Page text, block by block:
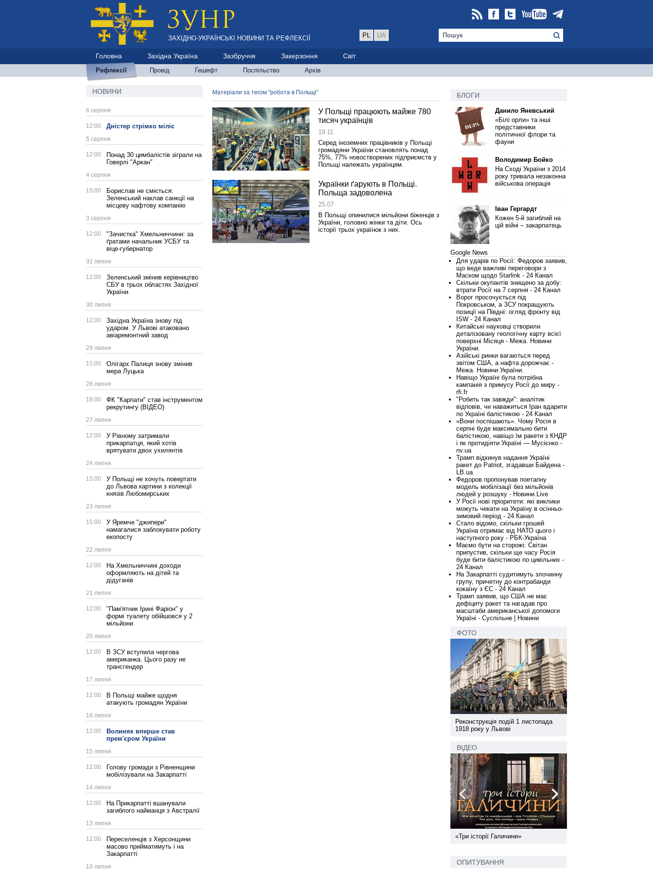
ЗАХІДНО-УКРАЇНСЬКІ НОВИНИ ТА РЕФЛЕКСІЇ PL UA
Головна Західна Україна Зазбруччя Закерзоння Світ
Рефлексії Провід Ґешефт Поспільство Архів
НОВИНИ
6 серпня
12:00 Дністер стрімко міліє
5 серпня
12:00
Понад 30 цимбалістів зіграли на
Говерлі "Аркан"
4 серпня
15:00
Борислав не сміється:
Зеленський наклав санкції на
місцеву нафтову компанію
3 серпня
12:00
"Зачистка" Хмельниччини: за
ґратами начальник УСБУ та
віце-губернатор
31 липня
12:00
Зеленський змінив керівництво
СБУ в трьох областях Західної
України
30 липня
12:00
Західна Україна знову під
ударом. У Львові атаковано
авіаремонтний завод
29 липня
15:00
Олігарх Палиця знову змінив
мера Луцька
28 липня
18:00
ФК "Карпати" став інструментом
рекрутингу (ВІДЕО)
27 липня
12:00
У Рівному затримали
прикарпатця, який хотів
врятувати двох ухилянтів
24 липня
15:00
У Польщі не хочуть повертати
до Львова картини з колекції
князів Любомирських
23 липня
15:00
У Яремче "джипери"
намагалися заблокувати роботу
екопосту
22 липня
12:00
На Хмельниччині доходи
оформляють на дітей та
дідуганів
21 липня
12:00
"Пам'ятник Ірині Фаріон" у
формі туалету обійшовся у 2
мільйони
20 липня
12:00
В ЗСУ вступила чергова
американка. Цього разу не
трансгендер
17 липня
12:00
В Польщі майже щодня
атакують громадян України
16 липня
12:00
Волиняк вперше став
прем'єром України
15 липня
12:00
Голову громади з Рівненщини
мобілізували на Закарпатті
14 липня
12:00
На Прикарпатті вшанували
загиблого найманця з Австралії
13 липня
12:00
Переселенців з Херсонщини
масово прийматимуть і на
Закарпатті
10 липня
Матеріали за тегом "робота в Польщі"
У Польщі працюють майже 780
тисяч українців
19.11
Серед іноземних працівників у Польщі
громадяни України становлять понад
75%, 77% новостворених підприємств у
Польщі належать українцям.
Українки ґарують в Польщі.
Польща задоволена
25.07
В Польщі опинилися мільйони біженців з
України, головно жінки та діти. Ось
історії трьох українок з них.
БЛОГИ
Данило Яневський
«Білі орли» та інші
представники
політичної флори та
фауни
Володимир Бойко
На Сході України з 2014
року тривала незаконна
військова операція
Іван Гергардт
Кожен 5-й загиблий на
цій війні – закарпатець
Google News
Для ударів по Росії: Федоров заявив,
що веде важливі переговори з
Маском щодо Starlink - 24 Канал
Скільки окупантів знищено за добу:
втрати Росії на 7 серпня - 24 Канал
Ворог просочується під
Покровськом, а ЗСУ покращують
позиції на Півдні: огляд фронту від
ISW - 24 Канал
Китайські науковці створили
деталізовану геологічну карту всієї
поверхні Місяця - Межа. Новини
України.
Азійські ринки вагаються перед
звітом США, а нафта дорожчає -
Межа. Новини України.
Навіщо Україні була потрібна
кампанія з примусу Росії до миру -
rfi.fr
"Робить так завжди": аналітик
відповів, чи наважиться Іран вдарити
по Україні балістикою - 24 Канал
«Вони поспішають». Чому Росія в
серпні буде максимально бити
балістикою, навіщо їм ракети з КНДР
і як протидіяти Україні — Мусієнко -
nv.ua
Трамп відкинув надання Україні
ракет до Patriot, згадавши Байдена -
LB.ua
Федоров пропонував поетапну
модель мобілізації без мільйонів
людей у розшуку - Новини.Live
У Росії нові пріоритети: які виклики
можуть чекати на Україну в осінньо-
зимовий період - 24 Канал
Стало відомо, скільки грошей
Україна отримає від НАТО цього і
наступного року - РБК-Україна
Маємо бути на сторожі: Світан
припустив, скільки ще часу Росія
буде бити балістикою по цивільних -
24 Канал
На Закарпатті судитимуть злочинну
групу, причетну до контрабанди
кокаїну з ЄС - 24 Канал
Трамп заявив, що США не має
дефіциту ракет та нагадав про
масштаби американської допомоги
Україні - Суспільне | Новини
ФОТО
Реконструкція подій 1 листопада
1918 року у Львові
ВІДЕО
«Три історії Галичини»
ОПИТУВАННЯ